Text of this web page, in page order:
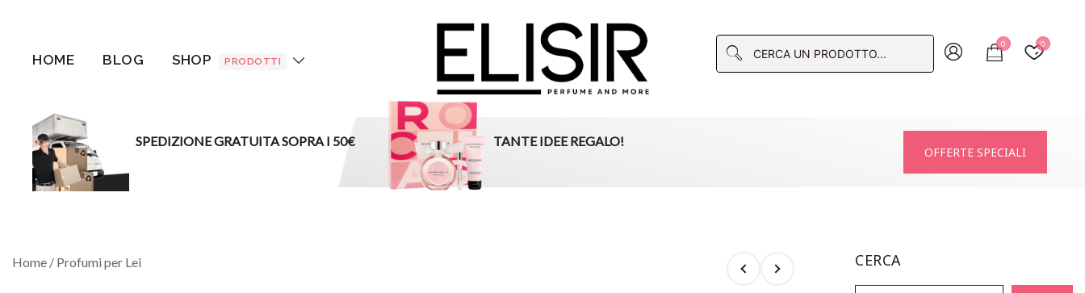
HOME BLOG SHOP PRODOTTI
ELISIR
La tua destinazione per il beauty, i profumi e la parafarmacia
0 0
SPEDIZIONE GRATUITA SOPRA I 50€ TANTE IDEE REGALO!
OFFERTE SPECIALI
Home / Profumi per Lei CERCA